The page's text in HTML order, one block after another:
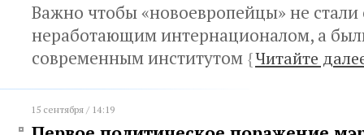
Важно чтобы «новоевропейцы» не
неработающим интернационалом, а
современным институтом {Читайте
15 сентября / 14:19